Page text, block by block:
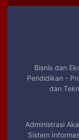
Bisnis dan
Pendidikan -
dan
Administrasi
Sistem